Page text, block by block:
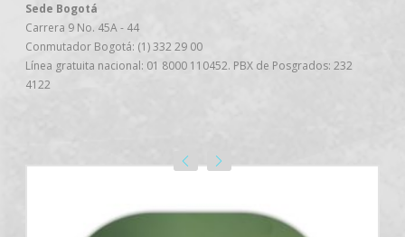
Sede Bogotá
Carrera 9 No. 45A - 44
Conmutador Bogotá: (1) 332 29 00
Línea gratuita nacional: 01 8000 110452. PBX de Posgrados: 232
4122
BUSINESS WORLD